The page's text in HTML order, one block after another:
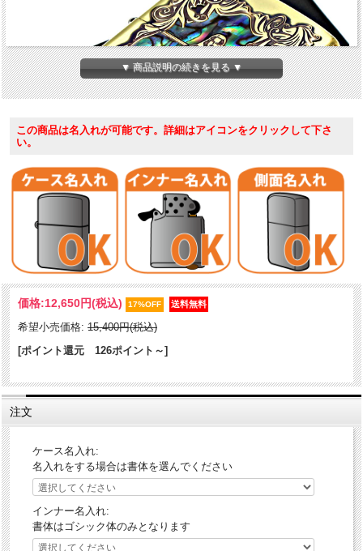
「アラベスクマリア」シリーズにシェル（貝貼り）バージョンが登場
しました。マリア様の回りを貝貼りにすることでゴージャス感を演
出！存在感抜群のZippoです。御守り代わりももGood。
ケース形状：レギュラー・ケース
▼ 商品説明の続きを見る ▼
この商品は名入れが可能です。詳細はアイコンをクリックして下さ
い。
価格:12,650円(税込) 17%OFF
希望小売価格: 15,400円(税込)
[ポイント還元 126ポイント～]
注文
ケース名入れ:
名入れをする場合は書体を選んでください
インナー名入れ:
書体はゴシック体のみとなります